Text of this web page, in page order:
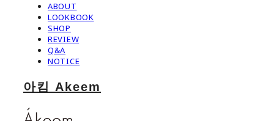
ABOUT
LOOKBOOK
SHOP
REVIEW
Q&A
NOTICE
아킴 Akeem